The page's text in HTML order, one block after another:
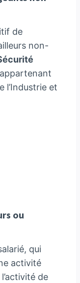
de
non-
l’Industrie et
ou
qui
activité
de